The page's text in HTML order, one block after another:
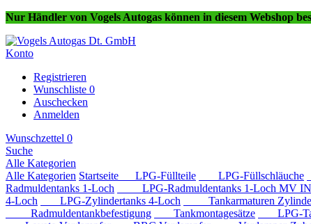
Nur Händler von Vogels Autogas können in diesem Webshop
Konto
Registrieren
Wunschliste 0
Auschecken
Anmelden
Wunschzettel 0
Suche
Alle Kategorien
Alle Kategorien Startseite LPG-Füllteile LPG-Füllschläuche
Radmuldentanks 1-Loch
LPG-Radmuldentanks 1-Loch MV
4-Loch
LPG-Zylindertanks 4-Loch Tankarmaturen
Radmuldentankbefestigung
Tankmontagesätze LPG-